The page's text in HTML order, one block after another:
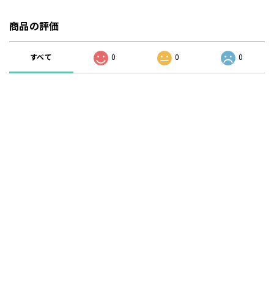
商品の評価
すべて 0 0 0